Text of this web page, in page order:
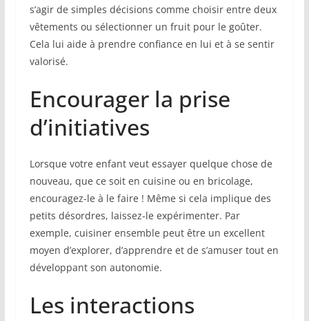
s’agir de simples décisions comme choisir entre deux
vêtements ou sélectionner un fruit pour le goûter.
Cela lui aide à prendre confiance en lui et à se sentir
valorisé.
Encourager la prise
d’initiatives
Lorsque votre enfant veut essayer quelque chose de
nouveau, que ce soit en cuisine ou en bricolage,
encouragez-le à le faire ! Même si cela implique des
petits désordres, laissez-le expérimenter. Par
exemple, cuisiner ensemble peut être un excellent
moyen d’explorer, d’apprendre et de s’amuser tout en
développant son autonomie.
Les interactions